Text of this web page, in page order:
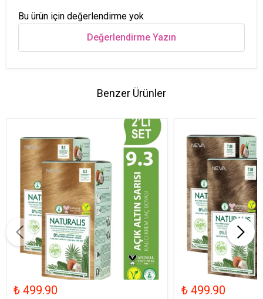
Bu ürün için değerlendirme yok
Değerlendirme Yazın
Benzer Ürünler
₺ 499.90 ₺ 499.90